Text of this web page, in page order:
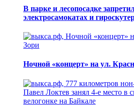
В парке и лесопосадке
электросамокатах и
Ночной «концерт» на ул.